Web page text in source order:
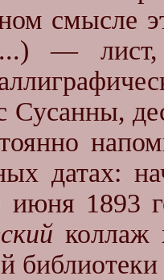
смысле
—
Сусанны,
датах:
1893
коллаж